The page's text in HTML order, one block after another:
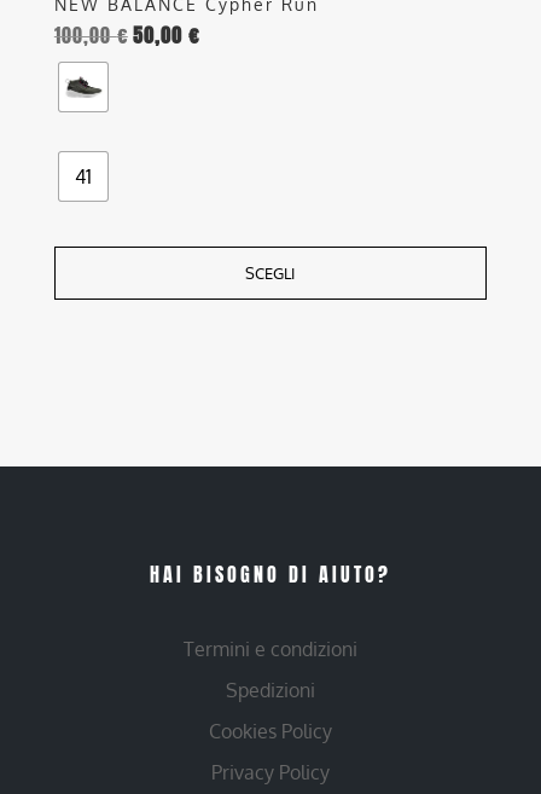
NEW BALANCE Cypher Run
100,00€50,00 €
41
SCEGLI
HAI BISOGNO DI AIUTO?
Termini e condizioni
Spedizioni
Cookies Policy
Privacy Policy